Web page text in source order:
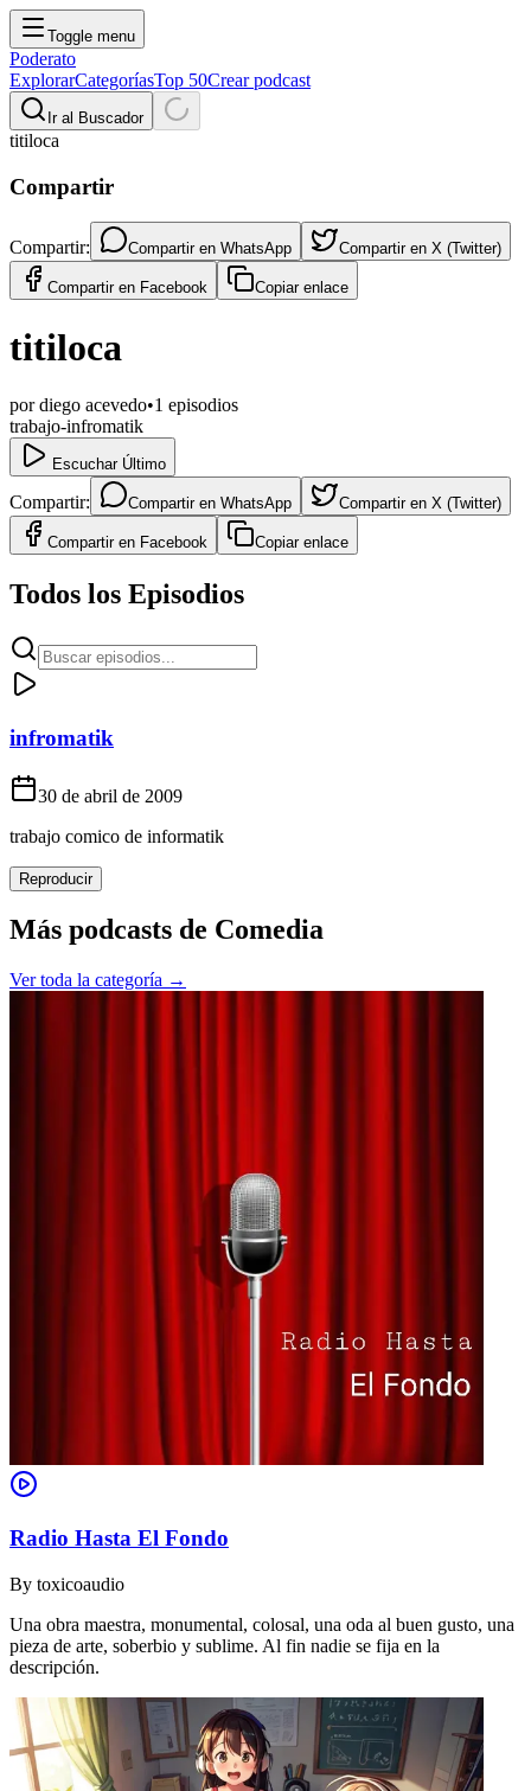
Toggle menu
Poderato
ExplorarCategoríasTop 50Crear podcast
Ir al Buscador
titiloca
Compartir
Compartir: Compartir en WhatsApp Compartir en X (Twitter)
Compartir en Facebook Copiar enlace
titiloca
pordiego acevedo•1 episodios
trabajo-infromatik
Escuchar Último
Compartir: Compartir en WhatsApp Compartir en X (Twitter)
Compartir en Facebook Copiar enlace
Todos los Episodios
infromatik
30 de abril de 2009
trabajo comico de informatik
Reproducir
Más podcasts de Comedia
Ver toda la categoría →
Radio Hasta El Fondo
By toxicoaudio
Una obra maestra, monumental, colosal, una oda al buen gusto, una
pieza de arte, soberbio y sublime. Al fin nadie se fija en la
descripción.